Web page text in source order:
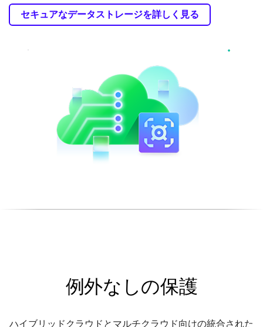
セキュアなデータストレージを詳しく見る
例外なしの保護
ハイブリッドクラウドとマルチクラウド向けの統合された